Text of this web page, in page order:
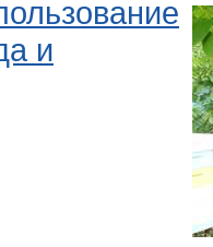
и